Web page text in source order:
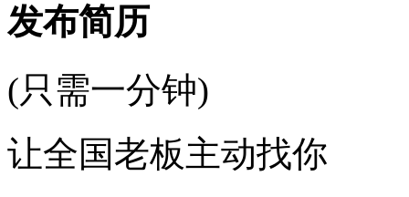
发布简历
(只需一分钟)
让全国老板主动找你